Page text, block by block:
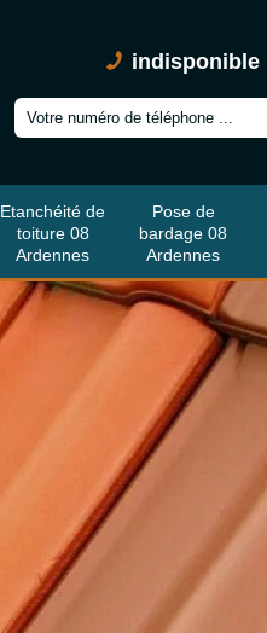
indisponible
Etanchéité de
toiture 08
Ardennes
Pose de
bardage 08
Ardennes